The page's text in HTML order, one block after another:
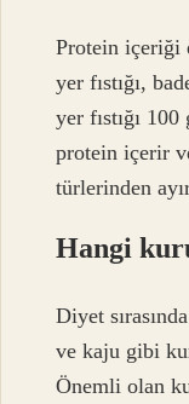
Protein içeriği
yer fıstığı,
yer fıstığı
protein içerir
türlerinden
Hangi
Diyet
ve kaju gibi
Önemli olan